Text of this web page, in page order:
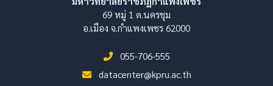
69 หมู่ 1 ต.นครชุม
อ.เมือง จ.กำแพงเพชร 62000
055-706-555
datacenter@kpru.ac.th